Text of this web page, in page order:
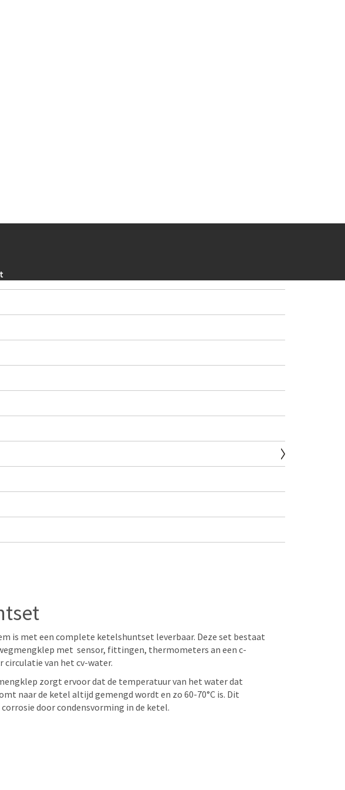
is met een complete ketelshuntset leverbaar. Deze set bestaat
met sensor, fittingen, thermometers an een c-
circulatie van het cv-water.
zorgt ervoor dat de temperatuur van het water dat
naar de ketel altijd gemengd wordt en zo 60-70°C is. Dit
door condensvorming in de ketel.